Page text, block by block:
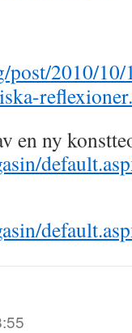
post/2010/
en ny